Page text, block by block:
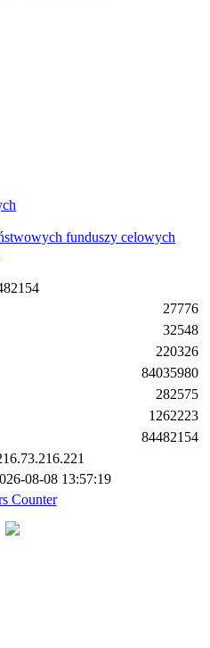
funduszy celowych
821 54
27776
32548
220326
84035980
282575
1262223
84482154
08-08 13:57:19
Counter